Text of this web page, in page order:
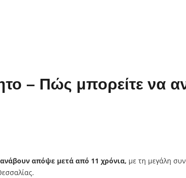
– Πώς μπορείτε να
απόψε μετά από 11 χρόνια, με τη μεγάλη